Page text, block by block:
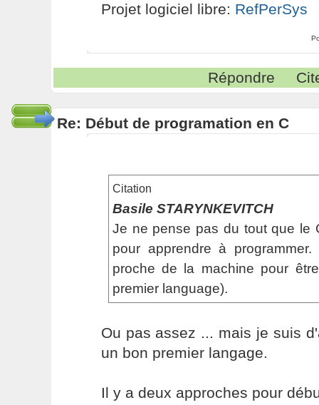
Projet logiciel libre: RefPerSys
Répondre
Re: Début de programation en C
Citation
Basile STARYNKEVITCH
Je ne pense pas du tout que le
pour apprendre à
proche de la machine pour
premier language).
Ou pas assez ... mais je suis
un bon premier langage.
Il y a deux approches pour